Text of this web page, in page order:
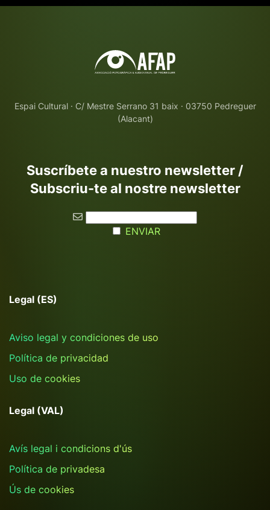
Espai Cultural · C/ Mestre Serrano 31 baix · 03750 Pedreguer
(Alacant)
Suscríbete a nuestro newsletter /
Subscriu-te al nostre newsletter
ENVIAR
Legal (ES)
Aviso legal y condiciones de uso
Política de privacidad
Uso de cookies
Legal (VAL)
Avís legal i condicions d'ús
Política de privadesa
Ús de cookies